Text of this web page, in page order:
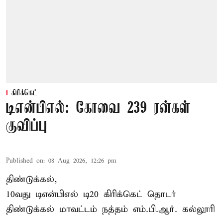
கிரிக்கெட்
டிஎன்பிஎல்: கோவை 239 ரன்கள்
குவிப்பு
Published on: 08 Aug 2026, 12:26 pm
திண்டுக்கல்,
10வது டிஎன்பிஎல் டி20 கிரிக்கெட் தொடர்
திண்டுக்கல் மாவட்டம் நத்தம் எம்.பி.ஆர். கல்லூரி